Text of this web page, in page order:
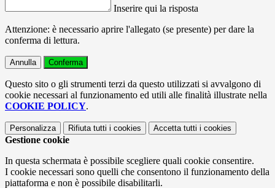
Inserire qui la risposta
Attenzione: è necessario aprire l'allegato (se presente) per dare la
conferma di lettura.
Annulla Conferma
Questo sito o gli strumenti terzi da questo utilizzati si avvalgono di
cookie necessari al funzionamento ed utili alle finalità illustrate nella
COOKIE POLICY.
Personalizza Rifiuta tutti i cookies Accetta tutti i cookies
Gestione cookie
In questa schermata è possibile scegliere quali cookie consentire.
I cookie necessari sono quelli che consentono il funzionamento della
piattaforma e non è possibile disabilitarli.